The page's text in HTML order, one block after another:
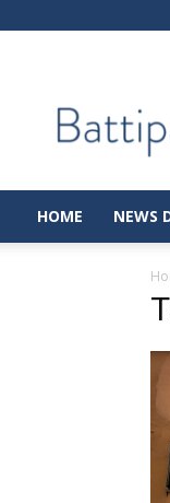
HOME NEWS